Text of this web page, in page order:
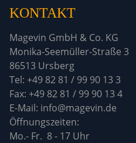
KONTAKT
Magevin GmbH & Co. KG
Monika-Seemüller-Straße 3
86513 Ursberg
Tel: +49 82 81 / 99 90 13 3
Fax: +49 82 81 / 99 90 13 4
E-Mail: info@magevin.de
Mo.- Fr. 8 - 17 Uhr